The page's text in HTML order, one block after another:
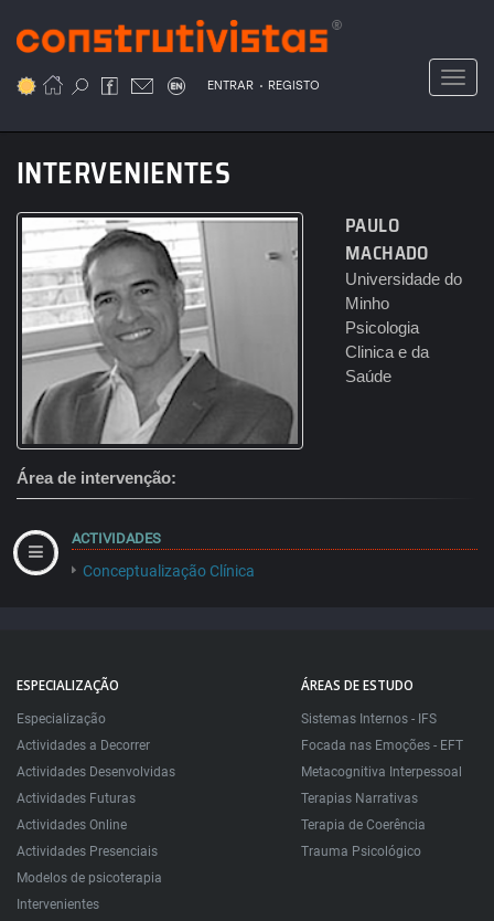
para
conteúdo
ENTRAR . REGISTO
INTERVENIENTES
PAULO
MACHADO
Universidade do
Minho
Área de intervenção
Psicologia
Clinica e da
Saúde
ACTIVIDADES
Conceptualização Clínica
ESPECIALIZAÇÃO
Especialização
Actividades a Decorrer
Actividades Desenvolvidas
Actividades Futuras
Actividades Online
Actividades Presenciais
Modelos de psicoterapia
Intervenientes
ÁREAS DE ESTUDO
Sistemas Internos - IFS
Focada nas Emoções - EFT
Metacognitiva Interpessoal
Terapias Narrativas
Terapia de Coerência
Trauma Psicológico